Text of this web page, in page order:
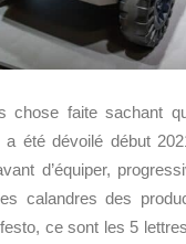
chose faite sachant
été dévoilé début
d’équiper,
calandres des
ce sont les 5